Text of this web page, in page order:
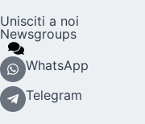
Unisciti a noi
Newsgroups
WhatsApp
Telegram